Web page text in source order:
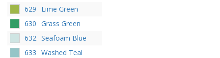
629
Lime Green
630 Grass Green
632 Seafoam Blue
633 Washed Teal